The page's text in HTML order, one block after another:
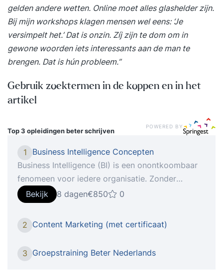
gelden andere wetten. Online moet alles glashelder zijn.
Bij mijn workshops klagen mensen wel eens: ‘Je
versimpelt het.’ Dat is onzin. Zíj zijn te dom om in
gewone woorden iets interessants aan de man te
brengen. Dat is hún probleem.”
Gebruik zoektermen in de koppen en in het
artikel
Top 3 opleidingenbeter schrijven
POWERED BY
1
Business Intelligence Concepten
Business Intelligence (BI) is een onontkoombaar
fenomeen voor iedere organisatie. Zonder
Business Intelligence bent u niet in staat om de
concurrentie aan te gaan. Is dit nu echt zo, of is
er sprake v Tijdens de cursus Business
Intelligence Concepten leert u een aantal
om BI-initiatieven in uw organisatie beter te
Bekijk 8 dagen€850 0
2 Content Marketing (met certificaat)
3 Groepstraining Beter Nederlands